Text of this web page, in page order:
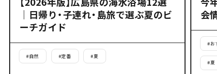
｜日帰り・子連れ・島旅で選ぶ夏のビ
ーチガイド
#自然 #定番 #夏
会
#お
#夏